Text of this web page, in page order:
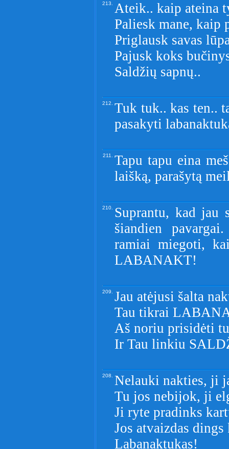
213. Ateik.. kaip ateina
Paliesk mane, kaip
Priglausk savas
Pajusk koks
Saldžių sapnų..
212. Tuk tuk.. kas ten..
pasakyti
211. Tapu tapu eina
laišką, parašytą
210. Suprantu, kad jau
šiandien
ramiai miegoti,
LABANAKT!
209. Jau atėjusi šalta
Tau tikrai
Aš noriu prisidėti
Ir Tau linkiu
208. Nelauki nakties, ji
Tu jos nebijok, ji
Ji ryte pradinks
Jos atvaizdas
Labanaktukas!